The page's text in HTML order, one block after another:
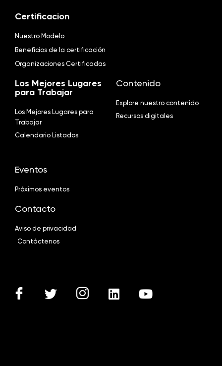
Certificacion
Nuestro Modelo
Beneficios de la certificación
Organizaciones Certificadas
Los Mejores Lugares
para Trabajar
Los Mejores Lugares para
Trabajar
Calendario Listados
Contenido
Explore nuestro contenido
Recursos digitales
Eventos
Próximos eventos
Contacto
Aviso de privacidad
Contáctenos